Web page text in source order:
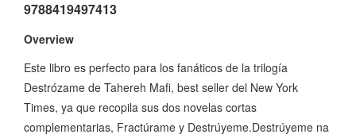
9788419497413
Overview
Este libro es perfecto para los fanáticos de la trilogía
Destrózame de Tahereh Mafi, best seller del New York
Times, ya que recopila sus dos novelas cortas
complementarias, Fractúrame y Destrúyeme.Destrúyeme na